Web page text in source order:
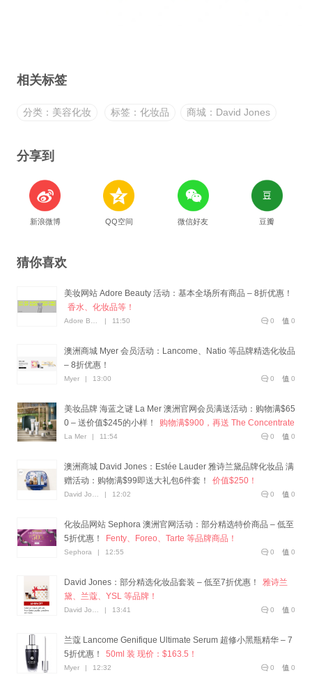
相关标签
分类：美容化妆 标签：化妆品 商城：David Jones
分享到
新浪微博 QQ空间 微信好友 豆瓣
猜你喜欢
美妆网站 Adore Beauty 活动：基本全场所有商品 – 8折优惠！
香水、化妆品等！
0
0
| 11:50
澳洲商城 Myer 会员活动：Lancome、Natio 等品牌精选化妆品
– 8折优惠！
0
0
Myer | 13:00
美妆品牌 海蓝之谜 La Mer 澳洲官网会员满送活动：购物满$65
0 – 送价值$245的小样！
购物满$900，再送 The Concentrate
15ml ！
0
0
La Mer | 11:54
澳洲商城 David Jones：Estée Lauder 雅诗兰黛品牌化妆品 满
赠活动：购物满$99即送大礼包6件套！
价值$250！
0
0
| 12:02
化妆品网站 Sephora 澳洲官网活动：部分精选特价商品 – 低至
5折优惠！
Fenty、Foreo、Tarte 等品牌商品！
0
0
Sephora | 12:55
David Jones：部分精选化妆品套装 – 低至7折优惠！
雅诗兰
黛、兰蔻、YSL 等品牌！
0
0
| 13:41
兰蔻 Lancome Genifique Ultimate Serum 超修小黑瓶精华 – 7
5折优惠！
50ml 装 现价：$163.5！
0
0
Myer | 12:32